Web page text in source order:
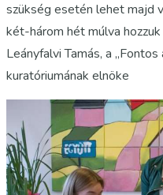
szükség esetén lehet majd
két-három hét múlva
Leányfalvi Tamás, a
kuratóriumának elnöke